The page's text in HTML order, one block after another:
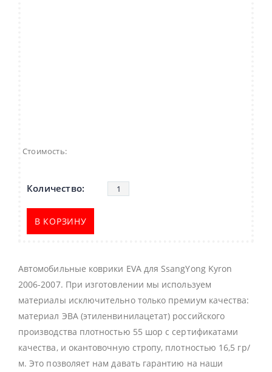
Стоимость:
В КОРЗИНУ
Автомобильные коврики EVA для SsangYong Kyron
2006-2007. При изготовлении мы используем
материалы исключительно только премиум качества:
материал ЭВА (этиленвинилацетат) российского
производства плотностью 55 шор с сертификатами
качества, и окантовочную стропу, плотностью 16,5 гр/
м. Это позволяет нам давать гарантию на наши